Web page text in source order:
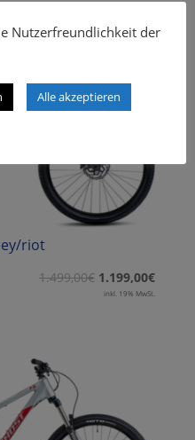
riot
1.499,00€ 1.199,00€
inkl. 19% MwSt.
Nutzerfreundlichkeit der
Alle akzeptieren